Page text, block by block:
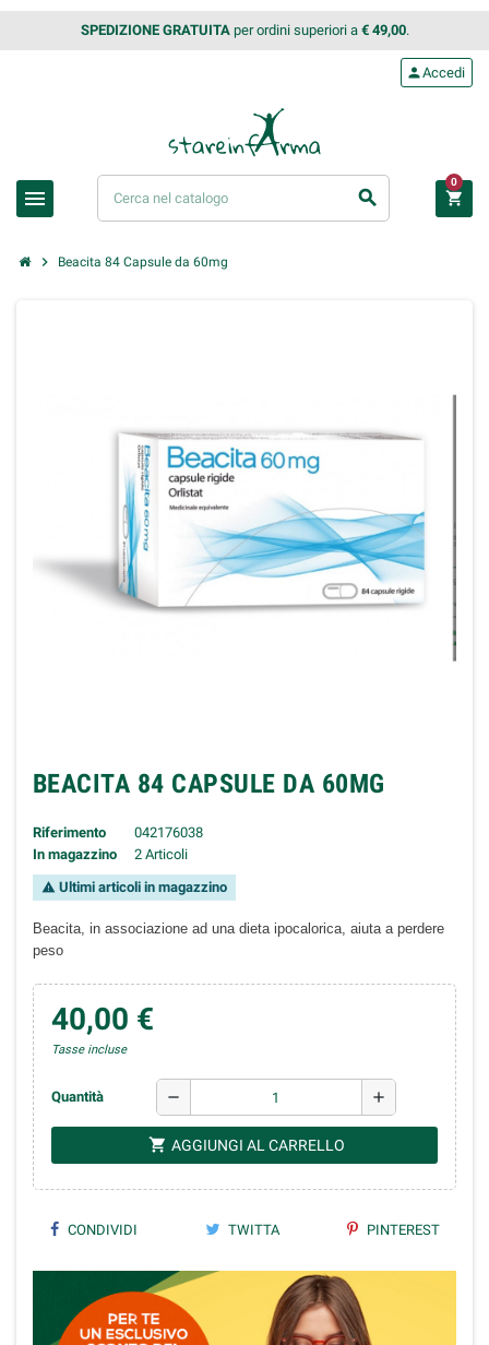
SPEDIZIONE GRATUITAper ordini superiori a € 49,00.
menu search
personAccedi
shopping_cart
0
chevron_right Beacita 84 Capsule da 60mg
BEACITA 84 CAPSULE DA 60MG
Riferimento
042176038
In magazzino
2 Articoli
warning Ultimi articoli in magazzino
Beacita, in associazione ad una dieta ipocalorica, aiuta a perdere
peso
40,00 €
Tasse incluse
Quantità remove add
shopping_cart AGGIUNGI AL CARRELLO
CONDIVIDI TWITTA PINTEREST